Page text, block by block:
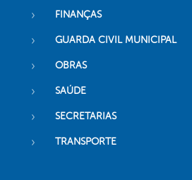
FINANÇAS
GUARDA CIVIL MUNICIPAL
OBRAS
SAÚDE
SECRETARIAS
TRANSPORTE